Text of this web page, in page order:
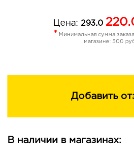
Цена:293.0
* Минимальная сумма
магазине: 500
Добавить
В наличии в магазинах: